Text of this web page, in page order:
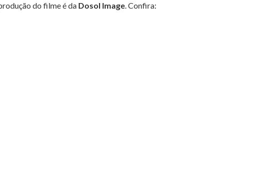
do filme é da Dosol Image. Confira: